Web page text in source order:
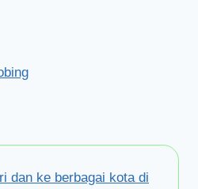
dan ke berbagai kota di